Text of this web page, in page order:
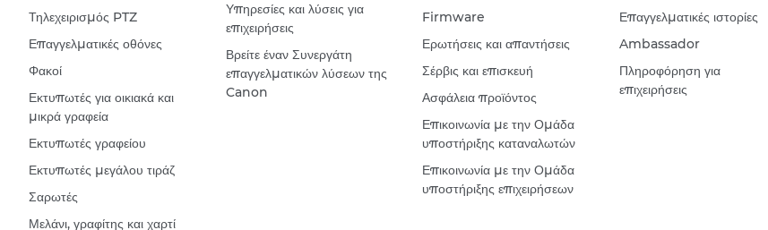
Τηλεχειρισμός PTZ
Επαγγελματικές οθόνες
Φακοί
Εκτυπωτές για οικιακά και
μικρά γραφεία
Εκτυπωτές γραφείου
Εκτυπωτές μεγάλου τιράζ
Σαρωτές
Μελάνι, γραφίτης και χαρτί
Υπηρεσίες και λύσεις για
επιχειρήσεις
Βρείτε έναν Συνεργάτη
επαγγελματικών λύσεων της
Canon
Firmware
Ερωτήσεις και απαντήσεις
Σέρβις και επισκευή
Ασφάλεια προϊόντος
Επικοινωνία με την Ομάδα
υποστήριξης καταναλωτών
Επικοινωνία με την Ομάδα
υποστήριξης επιχειρήσεων
Επαγγελματικές ιστορίες
Ambassador
Πληροφόρηση για
επιχειρήσεις